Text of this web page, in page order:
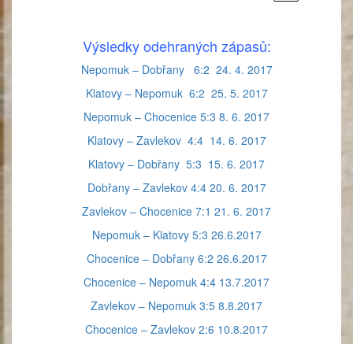
Výsledky odehraných zápasů:
Nepomuk – Dobřany 6:2 24. 4. 2017
Klatovy – Nepomuk 6:2 25. 5. 2017
Nepomuk – Chocenice 5:3 8. 6. 2017
Klatovy – Zavlekov 4:4 14. 6. 2017
Klatovy – Dobřany 5:3 15. 6. 2017
Dobřany – Zavlekov 4:4 20. 6. 2017
Zavlekov – Chocenice 7:1 21. 6. 2017
Nepomuk – Klatovy 5:3 26.6.2017
Chocenice – Dobřany 6:2 26.6.2017
Chocenice – Nepomuk 4:4 13.7.2017
Zavlekov – Nepomuk 3:5 8.8.2017
Chocenice – Zavlekov 2:6 10.8.2017